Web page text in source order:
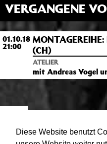
Diese Website benutzt
VERGANGENE
01.10.18
21:00
(CH)
ATELIER
mit Andreas Vogel
Andreas Vogel